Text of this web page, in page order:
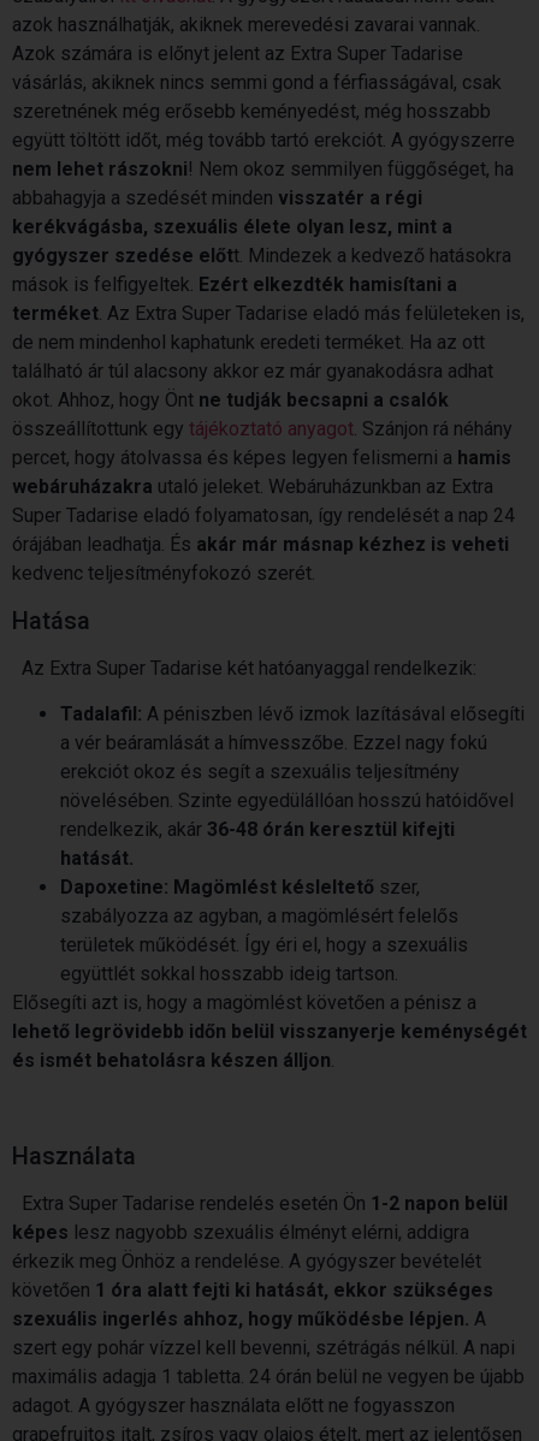
azok használhatják, akiknek merevedési zavarai vannak.
Azok számára is előnyt jelent az Extra Super Tadarise
vásárlás, akiknek nincs semmi gond a férfiasságával, csak
szeretnének még erősebb keményedést, még hosszabb
együtt töltött időt, még tovább tartó erekciót. A gyógyszerre
nem lehet rászokni! Nem okoz semmilyen függőséget, ha
abbahagyja a szedését minden visszatér a régi
kerékvágásba, szexuális élete olyan lesz, mint a
gyógyszer szedése előtt. Mindezek a kedvező hatásokra
mások is felfigyeltek. Ezért elkezdték hamisítani a
terméket. Az Extra Super Tadarise eladó más felületeken is,
de nem mindenhol kaphatunk eredeti terméket. Ha az ott
található ár túl alacsony akkor ez már gyanakodásra adhat
okot. Ahhoz, hogy Önt ne tudják becsapni a csalók
összeállítottunk egy tájékoztató anyagot. Szánjon rá néhány
percet, hogy átolvassa és képes legyen felismerni a hamis
webáruházakra utaló jeleket. Webáruházunkban az Extra
Super Tadarise eladó folyamatosan, így rendelését a nap 24
órájában leadhatja. És akár már másnap kézhez is veheti
kedvenc teljesítményfokozó szerét.
Hatása
Az Extra Super Tadarise két hatóanyaggal rendelkezik:
Tadalafil: A péniszben lévő izmok lazításával elősegíti
a vér beáramlását a hímvesszőbe. Ezzel nagy fokú
erekciót okoz és segít a szexuális teljesítmény
növelésében. Szinte egyedülállóan hosszú hatóidővel
rendelkezik, akár 36-48 órán keresztül kifejti
hatását.
Dapoxetine: Magömlést késleltető szer,
szabályozza az agyban, a magömlésért felelős
területek működését. Így éri el, hogy a szexuális
együttlét sokkal hosszabb ideig tartson.
Elősegíti azt is, hogy a magömlést követően a pénisz a
lehető legrövidebb időn belül visszanyerje keménységét
és ismét behatolásra készen álljon.
Használata
Extra Super Tadarise rendelés esetén Ön 1-2 napon belül
képes lesz nagyobb szexuális élményt elérni, addigra
érkezik meg Önhöz a rendelése. A gyógyszer bevételét
követően 1 óra alatt fejti ki hatását, ekkor szükséges
szexuális ingerlés ahhoz, hogy működésbe lépjen. A
szert egy pohár vízzel kell bevenni, szétrágás nélkül. A napi
maximális adagja 1 tabletta. 24 órán belül ne vegyen be újabb
adagot. A gyógyszer használata előtt ne fogyasszon
grapefruitos italt, zsíros vagy olajos ételt, mert az jelentősen